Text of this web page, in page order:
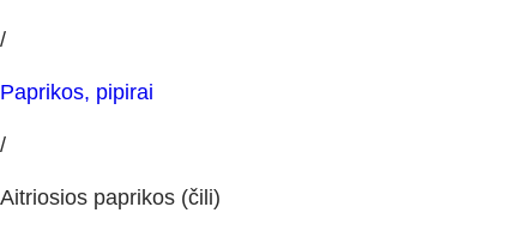
/
Paprikos, pipirai
/
Aitriosios paprikos (čili)